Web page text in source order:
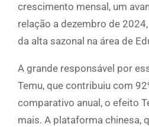
crescimento mensal, um
relação a dezembro de
da alta sazonal na área de
A grande responsável por
Temu, que contribuiu com
comparativo anual, o efeito
mais. A plataforma chinesa,